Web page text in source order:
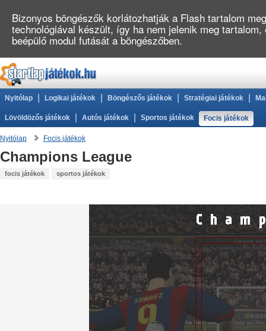
Nyitólap Logikai játékok Böngészős játékok Stratégiai játékok
Lövöldözős játékok Autós játékok Sportos játékok Focis játékok
Nyitólap Focis játékok
Champions League
focis játékok sportos játékok
Bizonyos böngészők korlátozhatják a Flash tartalom
technológiával készült, így ha nem jelenik meg
beépülő modul futását a böngészőben.